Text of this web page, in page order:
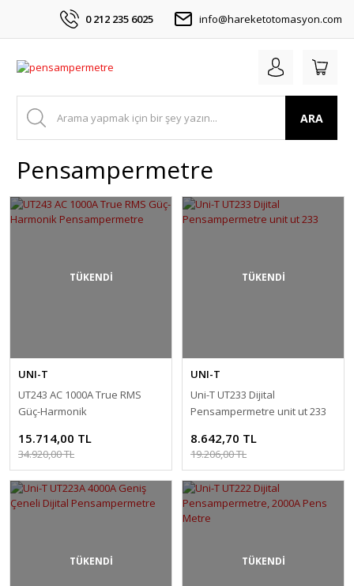
0 212 235 6025 info@hareketotomasyon.com
ARA
Pensampermetre
TÜKENDİ
UNI-T
UT243 AC 1000A True RMS
Güç-Harmonik
15.714,00 TL
34.920,00 TL
TÜKENDİ
UNI-T
Uni-T UT233 Dijital
Pensampermetre unit ut 233
8.642,70 TL
19.206,00 TL
TÜKENDİ TÜKENDİ